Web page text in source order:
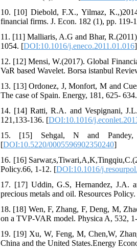
10. [10] Diebold, F.X., Yilmaz,
financial firms. J. Econ. 182 (1), pp. 119-
11. [11] Malliaris, A.G and Bhar,
1054. [DOI:10.1016/j.eneco.2011.01.016]
12. [12] Mensi, W.(2017). Global
VaR based Wavelet. Borsa istanbul
13. [13] Ordonez, J, Monfort, M and
The case of Spain. Energy, 181, 625-
14. [14] Ratti, R.A. and Vespignani,
121,133-136. [DOI:10.1016/
15. [15] Sehgal, N and Pandey,
[DOI:10.5220/0005596902350240]
16. [16]
Policy.66, 1-12. [DOI:10.1016/
17. [17] Uddin, G.S, Hernandez, J.A.
precious metals and oil. Resources
18. [18] Wen, F, Zhang, F, Deng, M,
on a TVP-VAR model. Physica A, 532,
19. [19] Xu, W, Feng, M, Chen,W,
China and the United States.Energy